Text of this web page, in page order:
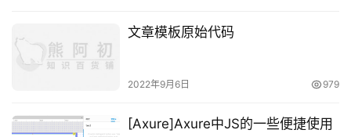
文章模板原始代码
2022年9月6日 979
[Axure]Axure中JS的一些便捷使用